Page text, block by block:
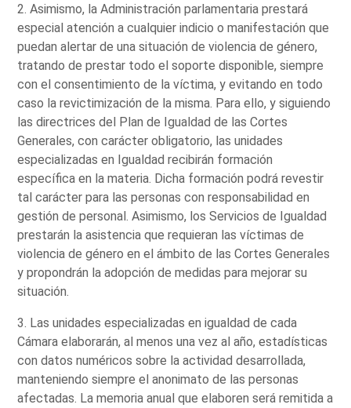
2. Asimismo, la Administración parlamentaria prestará
especial atención a cualquier indicio o manifestación que
puedan alertar de una situación de violencia de género,
tratando de prestar todo el soporte disponible, siempre
con el consentimiento de la víctima, y evitando en todo
caso la revictimización de la misma. Para ello, y siguiendo
las directrices del Plan de Igualdad de las Cortes
Generales, con carácter obligatorio, las unidades
especializadas en Igualdad recibirán formación
específica en la materia. Dicha formación podrá revestir
tal carácter para las personas con responsabilidad en
gestión de personal. Asimismo, los Servicios de Igualdad
prestarán la asistencia que requieran las víctimas de
violencia de género en el ámbito de las Cortes Generales
y propondrán la adopción de medidas para mejorar su
situación.
3. Las unidades especializadas en igualdad de cada
Cámara elaborarán, al menos una vez al año, estadísticas
con datos numéricos sobre la actividad desarrollada,
manteniendo siempre el anonimato de las personas
afectadas. La memoria anual que elaboren será remitida a